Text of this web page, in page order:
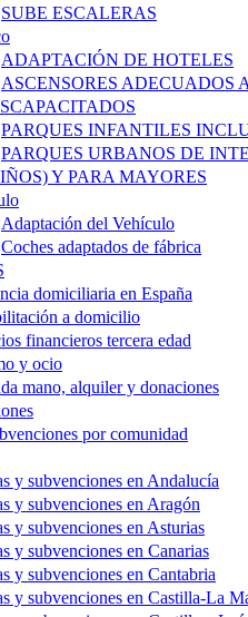
SUBE ESCALERAS
ADAPTACIÓN DE HOTELES
ASCENSORES ADECUADOS
PARQUES INFANTILES
PARQUES URBANOS DE
Y PARA MAYORES
Adaptación del Vehículo
Coches adaptados de fábrica
domiciliaria en España
a domicilio
financieros tercera edad
y ocio
mano, alquiler y donaciones
por comunidad
y subvenciones en Andalucía
y subvenciones en Aragón
y subvenciones en Asturias
y subvenciones en Canarias
y subvenciones en Cantabria
y subvenciones en Castilla-La